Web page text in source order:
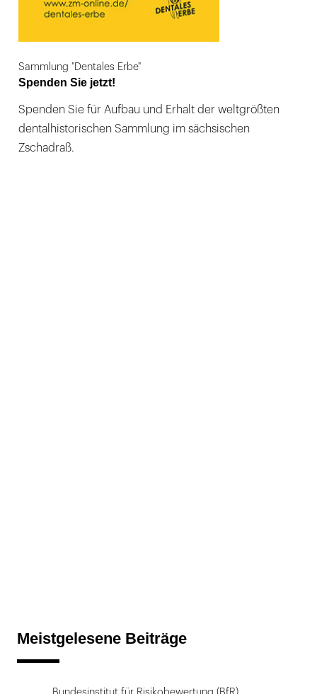
Sammlung "Dentales Erbe"
Spenden Sie jetzt!
Spenden Sie für Aufbau und Erhalt der weltgrößten
dentalhistorischen Sammlung im sächsischen
Zschadraß.
Meistgelesene Beiträge